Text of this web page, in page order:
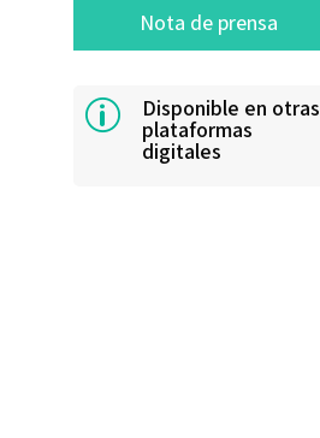
Nota de prensa
p Disponible en otras
plataformas
digitales